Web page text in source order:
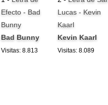
Efecto - Bad
Bunny
Bad Bunny
Visitas: 8.813
Lucas - Kevin
Kaarl
Kevin Kaarl
Visitas: 8.089